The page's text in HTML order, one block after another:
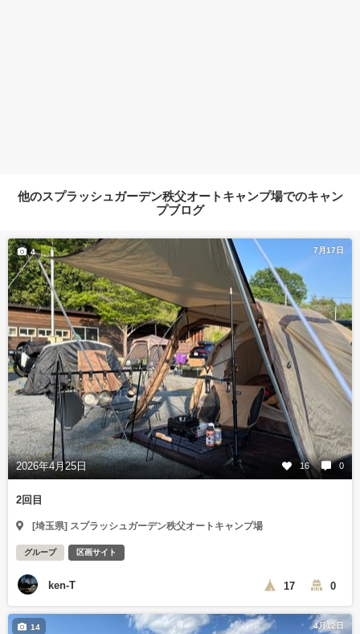
他のスプラッシュガーデン秩父オートキャンプ場でのキャン
プブログ
7月17日
2026年4月25日 16 0
4
2回目
[埼玉県] スプラッシュガーデン秩父オートキャンプ場
グループ 区画サイト
ken-T 17 0
4月12日
14